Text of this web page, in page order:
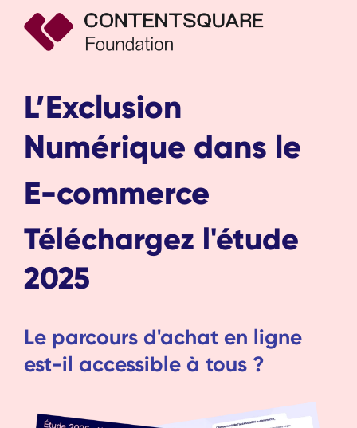
L’Exclusion
Numérique dans le
E-commerce
Téléchargez l'étude
2025
Le parcours d'achat en ligne
est-il accessible à tous ?